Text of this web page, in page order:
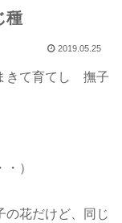
種
2019.05.25
て育てし 撫子
）
の花だけど、同じ